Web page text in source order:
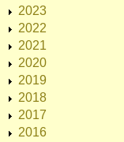
2023
2022
2021
2020
2019
2018
2017
2016